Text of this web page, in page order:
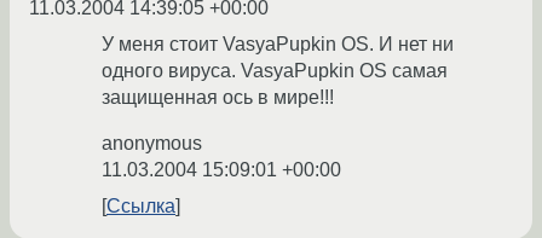
11.03.2004 14:39:05 +00:00
У меня стоит VasyaPupkin OS. И нет ни
одного вируса. VasyaPupkin OS самая
защищенная ось в мире!!!
anonymous
11.03.2004 15:09:01 +00:00
Ссылка